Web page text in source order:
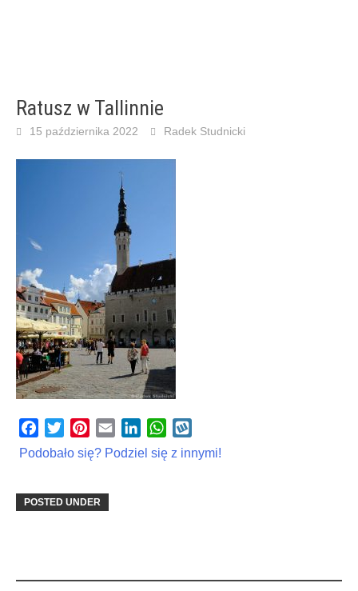
Ratusz w Tallinnie
15 października 2022 Radek Studnicki
Facebook
TwitterPinterest
Email LinkedInWhatsApp
Podobało się? Podziel się z innymi!
POSTED UNDER